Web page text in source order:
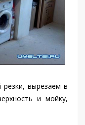
резки, вырезаем в
и мойку,